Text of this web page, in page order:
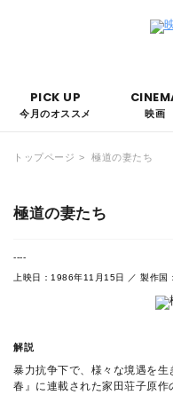
て優遇さ
PICK UP
今月のオススメ 映画
トップページ 極道の妻たち
極道の妻たち
----
上映日：1986年11月15日 ／ 製作
解説
暴力抗争下で、様々な境遇を
春』に連載された家田荘子原